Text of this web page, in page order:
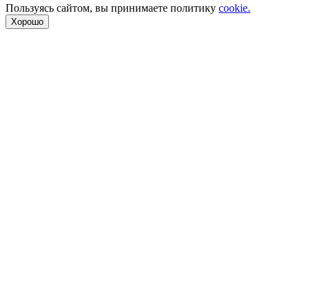
Пользуясь сайтом, вы принимаете политику cookie.
Хорошо